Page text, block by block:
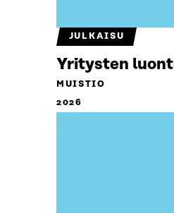
JULKAISU
Yritysten
MUISTIO
2026